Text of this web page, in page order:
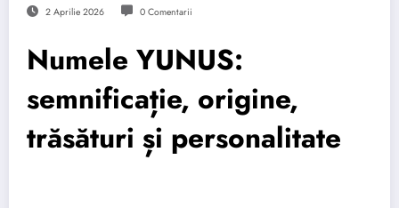
2 Aprilie 2026 0 Comentarii
Numele YUNUS:
semnificație, origine,
trăsături și personalitate